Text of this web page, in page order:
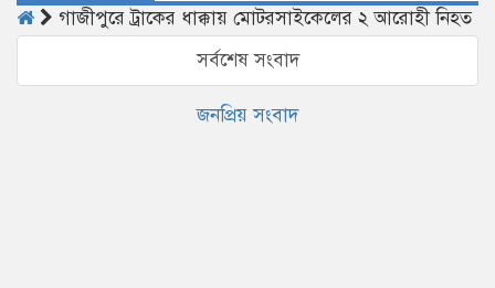
গাজীপুরে ট্রাকের ধাক্কায় মোটরসাইকেলের ২ আরোহী নিহত
সর্বশেষ সংবাদ
জনপ্রিয় সংবাদ